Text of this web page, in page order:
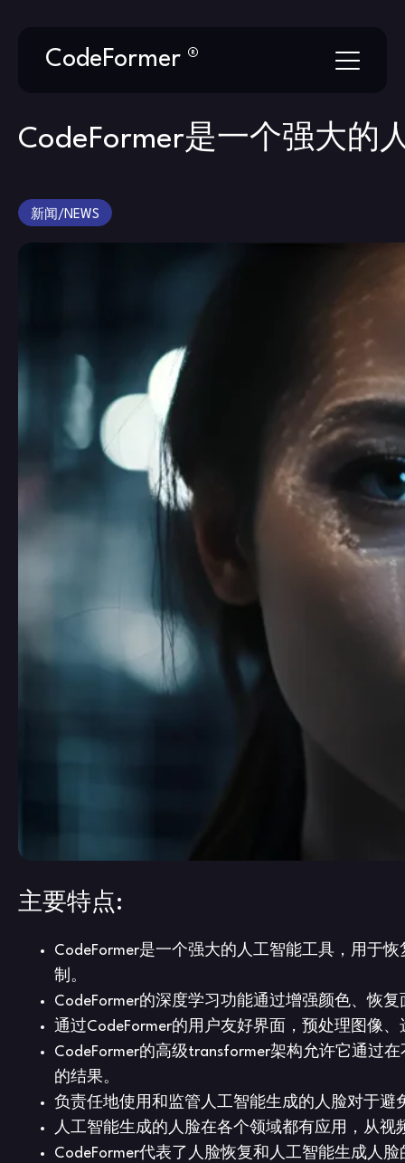
CodeFormer ®
CodeFormer是一个强大的
新闻/NEWS
主要特点:
CodeFormer是一个强大的人工智能工具，用于
制。
CodeFormer的深度学习功能通过增强颜色、恢
通过CodeFormer的用户友好界面，预处理图像
CodeFormer的高级transformer架构允许它通过
的结果。
负责任地使用和监管人工智能生成的人脸对于
人工智能生成的人脸在各个领域都有应用，从
CodeFormer代表了人脸恢复和人工智能生成人